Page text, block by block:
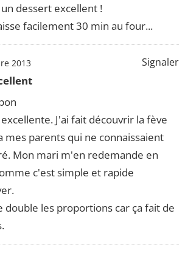
dessert excellent !
facilement 30 min au four...
Signaler
2013
J'ai fait découvrir la fève
mes parents qui ne connaissaient
Mon mari m'en redemande en
c'est simple et rapide
double les proportions car ça fait de